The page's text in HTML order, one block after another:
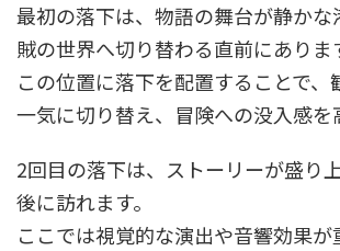
最初の落下は、物語の舞台が静か
賊の世界へ切り替わる直前にありま
この位置に落下を配置することで、
一気に切り替え、冒険への没入感を
2回目の落下は、ストーリーが盛り
後に訪れます。
ここでは視覚的な演出や音響効果が